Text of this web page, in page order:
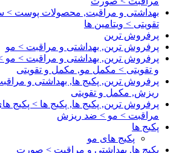
بهداشتی و مراقبت, محصولات پوست >
تقویتی > ویتامین ها
پرفروش ترین
پرفروش ترین, بهداشتی و مراقبت > مو
پرفروش ترین, بهداشتی و مراقبت >
و تقویتی > مکمل مو, مکمل و تقویتی
پرفروش ترین, پکیج ها, بهداشتی و
ریزش, مکمل و تقویتی
پرفروش ترین, پکیج ها, پکیج ها > پکیج
مراقبت > مو > ضد ریزش
پکیج ها
پکیج های مو
پکیج ها, بهداشتی و مراقبت > صورت